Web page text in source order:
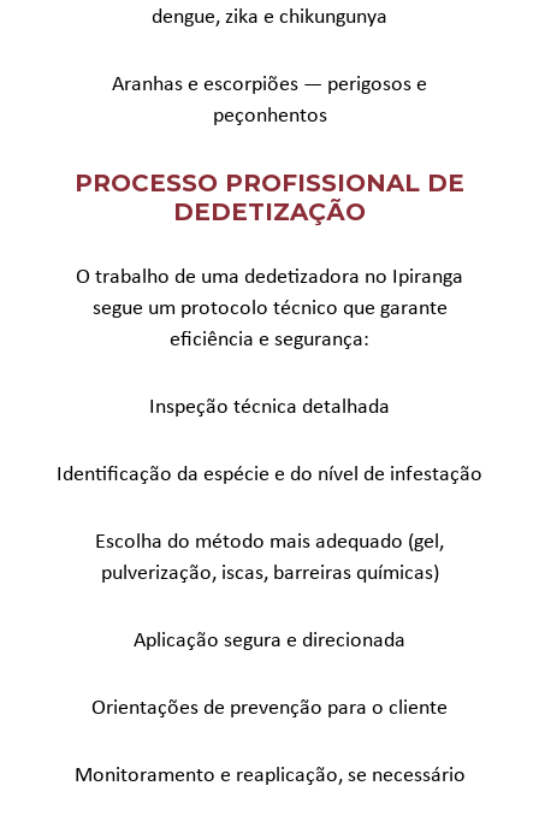
dengue, zika e chikungunya
Aranhas e escorpiões — perigosos e
peçonhentos
PROCESSO PROFISSIONAL DE
DEDETIZAÇÃO
O trabalho de uma dedetizadora no Ipiranga
segue um protocolo técnico que garante
eficiência e segurança:
Inspeção técnica detalhada
Identificação da espécie e do nível de infestação
Escolha do método mais adequado (gel,
pulverização, iscas, barreiras químicas)
Aplicação segura e direcionada
Orientações de prevenção para o cliente
Monitoramento e reaplicação, se necessário